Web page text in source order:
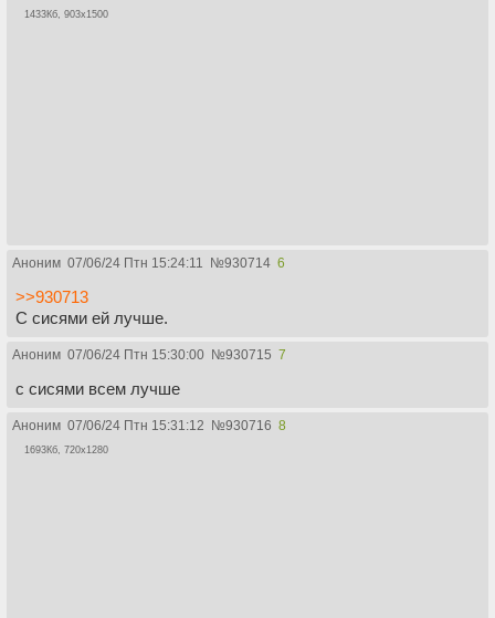
1433Кб, 903x1500
Аноним 07/06/24 Птн 15:24:11 №930714 6
>>930713
С сисями ей лучше.
Аноним 07/06/24 Птн 15:30:00 №930715 7
c cисями всем лучше
Аноним 07/06/24 Птн 15:31:12 №930716 8
1693Кб, 720x1280